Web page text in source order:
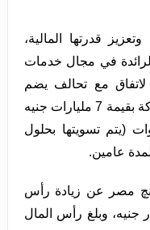
قدرتها المالية،
في مجال خدمات
مع تحالف يضم
ثمانية بنوك رائدة لتمويل قرض الشركة بقيمة 7 مليارات جنيه
خلال فترة مدتها 7 سنوات (يتم تسويتها بحلول
مصر عن زيادة رأس
ليصل إلى 15.3 مليار جنيه، وبلغ رأس المال